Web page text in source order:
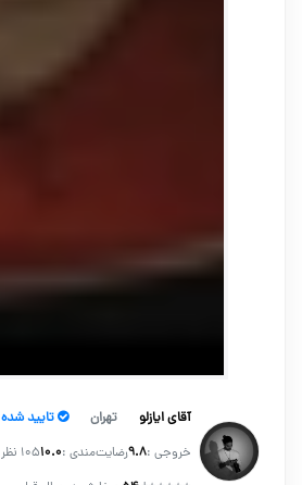
آقای ایازلو تهران تایید شده
خروجی :۹.۸رضایت‌مندی :۱۰.۰105 نظر